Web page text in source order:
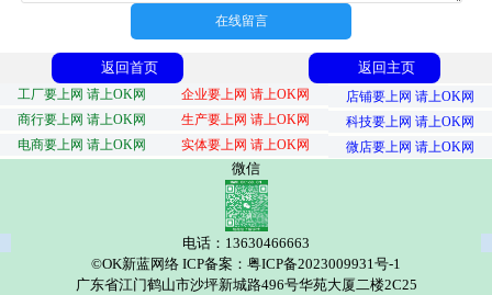
在线留言
返回首页 返回主页
工厂要上网 请上OK网 企业要上网 请上OK网
店铺要上网 请上OK网
商行要上网 请上OK网
生产要上网 请上OK网
科技要上网 请上OK网
电商要上网 请上OK网
实体要上网 请上OK网 微店要上网 请上OK网
微信
电话：13630466663
©OK新蓝网络 ICP备案：粤ICP备2023009931号-1
广东省江门鹤山市沙坪新城路496号华苑大厦二楼2C25